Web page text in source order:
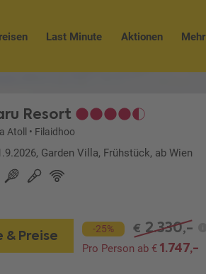
Last Minute Aktionen Mehr
Resort
Atoll • Filaidhoo
Garden Villa, Frühstück, ab Wien
& Preise -25% € 2.330,-
Pro Person ab €1.747,-